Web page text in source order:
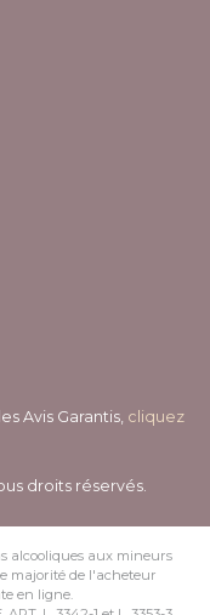
Avis Garantis, cliquez
droits réservés.
alcooliques aux mineurs
majorité de l'acheteur
en ligne.